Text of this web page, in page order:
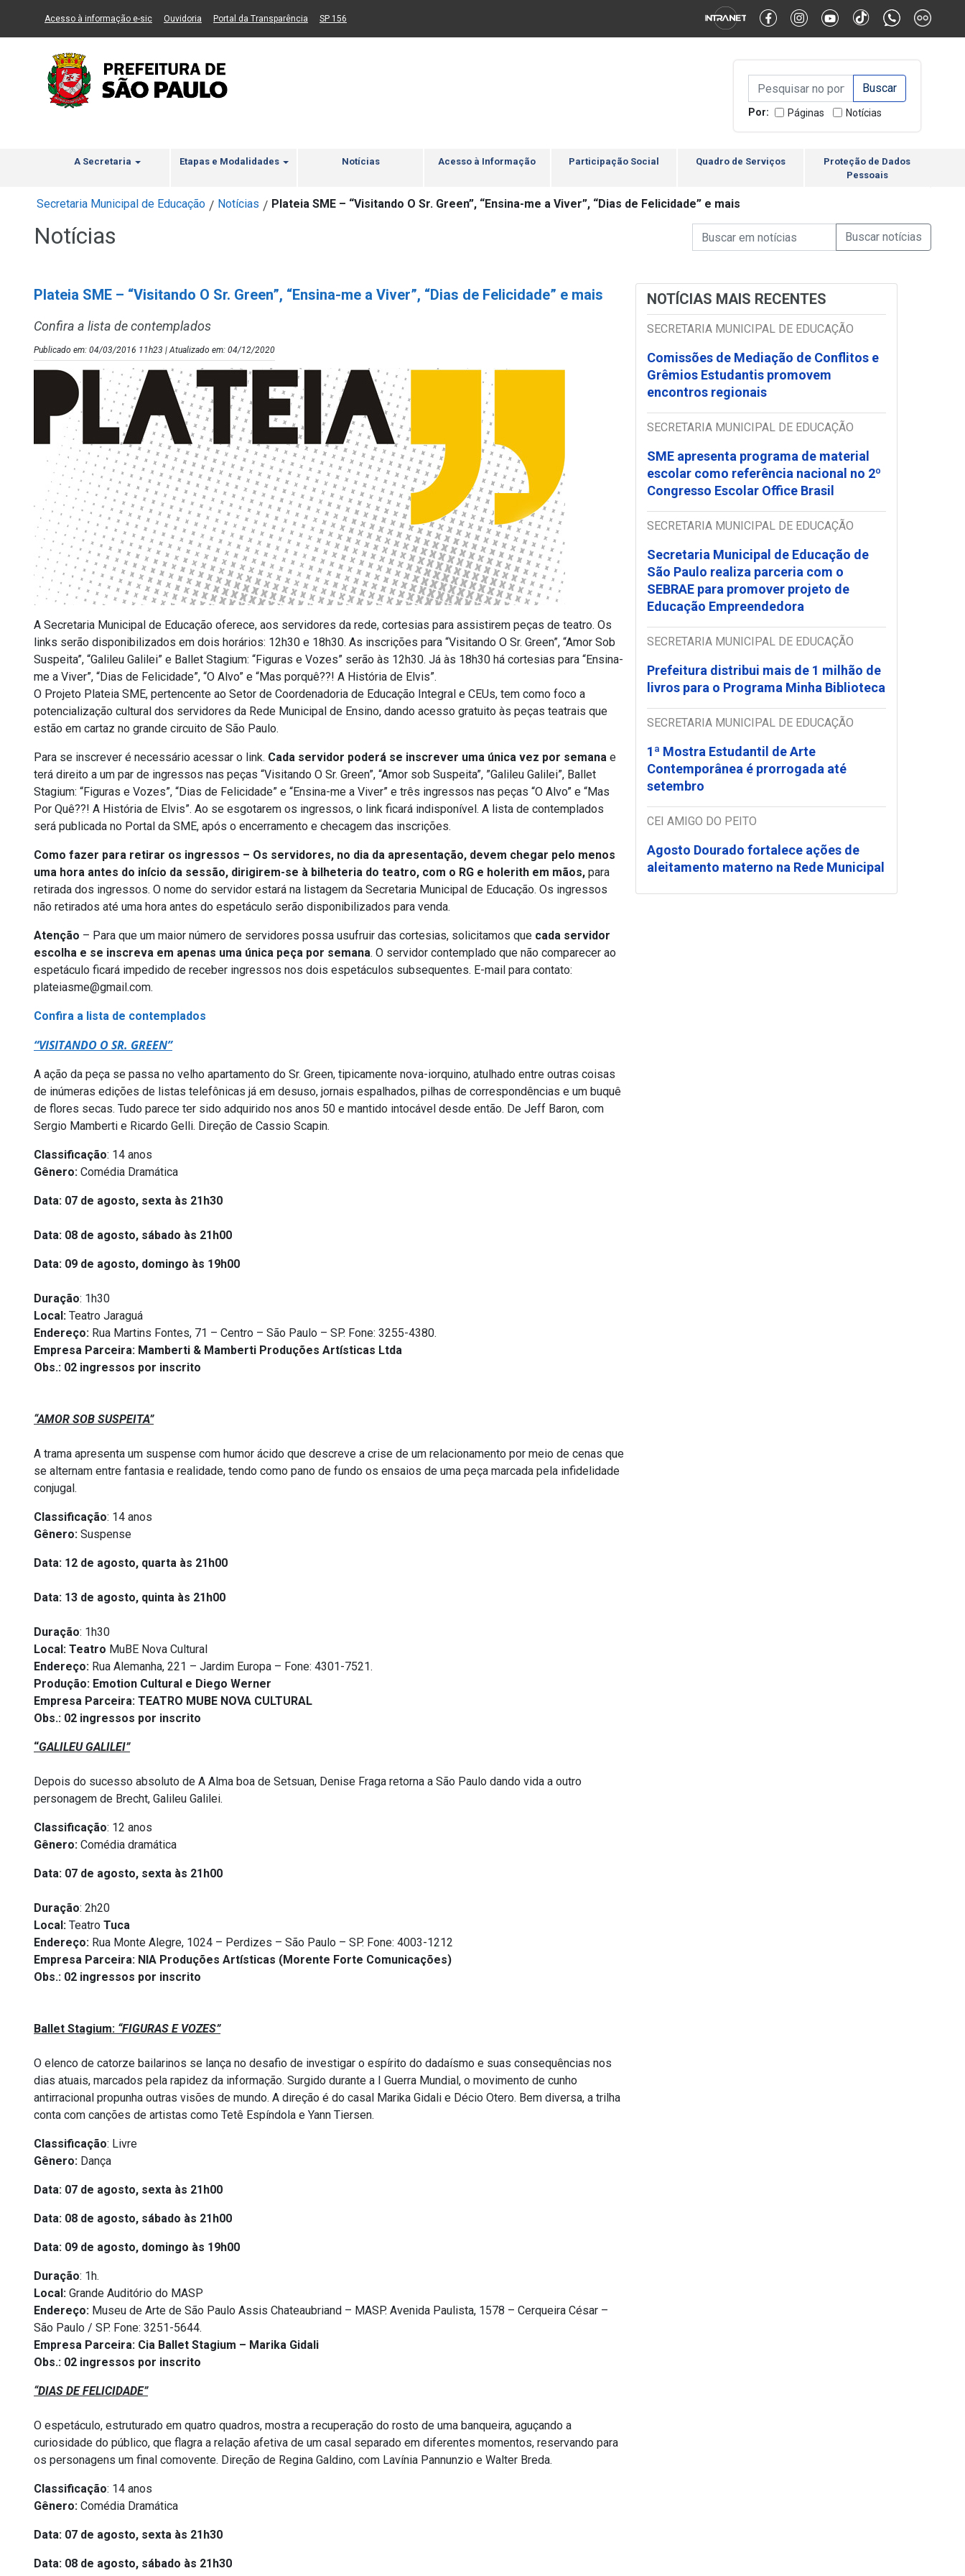
Ir ao Conteúdo Ir para menu principal 2 Ir para busca Ir para rodapé Alternar Alto Contraste Alternar Tamanho da Fonte
Acesso à informação e-sic(Link para um novo sítio)
Ouvidoria (Link para um novo sítio)
Portal da Transparência (Link para um novo sítio)
SP 156
Campo de Busca de
Campo de Busca de informaçõesEnviar a Busca
Por: Páginas Notícias
A Secretaria Etapas e Modalidades Notícias Acesso à Informação Participação Social Quadro de Serviços
Proteção de Dados
Pessoais
Secretaria Municipal de Educação / Notícias / Plateia SME – “Visitando O Sr. Green”, “Ensina-me a Viver”, “Dias de Felicidade” e mais
Notícias Campo de Busca de Notícias
Campo de Busca de informaçõesEnviar a Busca de
Plateia SME – “Visitando O Sr. Green”, “Ensina-me a Viver”, “Dias de Felicidade” e mais
Confira a lista de contemplados
Publicado em: 04/03/2016 11h23 | Atualizado em: 04/12/2020
A Secretaria Municipal de Educação oferece, aos servidores da rede, cortesias para assistirem peças de teatro. Os
links serão disponibilizados em dois horários: 12h30 e 18h30. As inscrições para “Visitando O Sr. Green”, “Amor Sob
Suspeita”, “Galileu Galilei” e Ballet Stagium: “Figuras e Vozes” serão às 12h30. Já às 18h30 há cortesias para “Ensina-
me a Viver”, “Dias de Felicidade”, “O Alvo” e “Mas porquê??! A História de Elvis”.
O Projeto Plateia SME, pertencente ao Setor de Coordenadoria de Educação Integral e CEUs, tem como foco a
potencialização cultural dos servidores da Rede Municipal de Ensino, dando acesso gratuito às peças teatrais que
estão em cartaz no grande circuito de São Paulo.
Para se inscrever é necessário acessar o link. Cada servidor poderá se inscrever uma única vez por semana e
terá direito a um par de ingressos nas peças “Visitando O Sr. Green”, “Amor sob Suspeita”, ”Galileu Galilei”, Ballet
Stagium: “Figuras e Vozes”, “Dias de Felicidade” e “Ensina-me a Viver” e três ingressos nas peças “O Alvo” e “Mas
Por Quê??! A História de Elvis”. Ao se esgotarem os ingressos, o link ficará indisponível. A lista de contemplados
será publicada no Portal da SME, após o encerramento e checagem das inscrições.
Como fazer para retirar os ingressos – Os servidores, no dia da apresentação, devem chegar pelo menos
uma hora antes do início da sessão, dirigirem-se à bilheteria do teatro, com o RG e holerith em mãos, para
retirada dos ingressos. O nome do servidor estará na listagem da Secretaria Municipal de Educação. Os ingressos
não retirados até uma hora antes do espetáculo serão disponibilizados para venda.
Atenção – Para que um maior número de servidores possa usufruir das cortesias, solicitamos que cada servidor
escolha e se inscreva em apenas uma única peça por semana. O servidor contemplado que não comparecer ao
espetáculo ficará impedido de receber ingressos nos dois espetáculos subsequentes. E-mail para contato:
plateiasme@gmail.com.
Confira a lista de contemplados
“VISITANDO O SR. GREEN”
A ação da peça se passa no velho apartamento do Sr. Green, tipicamente nova-iorquino, atulhado entre outras coisas
de inúmeras edições de listas telefônicas já em desuso, jornais espalhados, pilhas de correspondências e um buquê
de flores secas. Tudo parece ter sido adquirido nos anos 50 e mantido intocável desde então. De Jeff Baron, com
Sergio Mamberti e Ricardo Gelli. Direção de Cassio Scapin.
Classificação: 14 anos
Gênero: Comédia Dramática
Data: 07 de agosto, sexta às 21h30
Data: 08 de agosto, sábado às 21h00
Data: 09 de agosto, domingo às 19h00
Duração: 1h30
Local: Teatro Jaraguá
Endereço: Rua Martins Fontes, 71 – Centro – São Paulo – SP. Fone: 3255-4380.
Empresa Parceira: Mamberti & Mamberti Produções Artísticas Ltda
Obs.: 02 ingressos por inscrito
“AMOR SOB SUSPEITA”
A trama apresenta um suspense com humor ácido que descreve a crise de um relacionamento por meio de cenas que
se alternam entre fantasia e realidade, tendo como pano de fundo os ensaios de uma peça marcada pela infidelidade
conjugal.
Classificação: 14 anos
Gênero: Suspense
Data: 12 de agosto, quarta às 21h00
Data: 13 de agosto, quinta às 21h00
Duração: 1h30
Local: Teatro MuBE Nova Cultural
Endereço: Rua Alemanha, 221 – Jardim Europa – Fone: 4301-7521.
Produção: Emotion Cultural e Diego Werner
Empresa Parceira: TEATRO MUBE NOVA CULTURAL
Obs.: 02 ingressos por inscrito
“GALILEU GALILEI”
Depois do sucesso absoluto de A Alma boa de Setsuan, Denise Fraga retorna a São Paulo dando vida a outro
personagem de Brecht, Galileu Galilei.
Classificação: 12 anos
Gênero: Comédia dramática
Data: 07 de agosto, sexta às 21h00
Duração: 2h20
Local: Teatro Tuca
Endereço: Rua Monte Alegre, 1024 – Perdizes – São Paulo – SP. Fone: 4003-1212
Empresa Parceira: NIA Produções Artísticas (Morente Forte Comunicações)
Obs.: 02 ingressos por inscrito
Ballet Stagium: “FIGURAS E VOZES”
O elenco de catorze bailarinos se lança no desafio de investigar o espírito do dadaísmo e suas consequências nos
dias atuais, marcados pela rapidez da informação. Surgido durante a I Guerra Mundial, o movimento de cunho
antirracional propunha outras visões de mundo. A direção é do casal Marika Gidali e Décio Otero. Bem diversa, a trilha
conta com canções de artistas como Tetê Espíndola e Yann Tiersen.
Classificação: Livre
Gênero: Dança
Data: 07 de agosto, sexta às 21h00
Data: 08 de agosto, sábado às 21h00
Data: 09 de agosto, domingo às 19h00
Duração: 1h.
Local: Grande Auditório do MASP
Endereço: Museu de Arte de São Paulo Assis Chateaubriand – MASP. Avenida Paulista, 1578 – Cerqueira César –
São Paulo / SP. Fone: 3251-5644.
Empresa Parceira: Cia Ballet Stagium – Marika Gidali
Obs.: 02 ingressos por inscrito
“DIAS DE FELICIDADE”
O espetáculo, estruturado em quatro quadros, mostra a recuperação do rosto de uma banqueira, aguçando a
curiosidade do público, que flagra a relação afetiva de um casal separado em diferentes momentos, reservando para
os personagens um final comovente. Direção de Regina Galdino, com Lavínia Pannunzio e Walter Breda.
Classificação: 14 anos
Gênero: Comédia Dramática
Data: 07 de agosto, sexta às 21h30
Data: 08 de agosto, sábado às 21h30
NOTÍCIAS MAIS RECENTES
SECRETARIA MUNICIPAL DE EDUCAÇÃO
Comissões de Mediação de Conflitos e
Grêmios Estudantis promovem
encontros regionais
SECRETARIA MUNICIPAL DE EDUCAÇÃO
SME apresenta programa de material
escolar como referência nacional no 2º
Congresso Escolar Office Brasil
SECRETARIA MUNICIPAL DE EDUCAÇÃO
Secretaria Municipal de Educação de
São Paulo realiza parceria com o
SEBRAE para promover projeto de
Educação Empreendedora
SECRETARIA MUNICIPAL DE EDUCAÇÃO
Prefeitura distribui mais de 1 milhão de
livros para o Programa Minha Biblioteca
SECRETARIA MUNICIPAL DE EDUCAÇÃO
1ª Mostra Estudantil de Arte
Contemporânea é prorrogada até
setembro
CEI AMIGO DO PEITO
Agosto Dourado fortalece ações de
aleitamento materno na Rede Municipal